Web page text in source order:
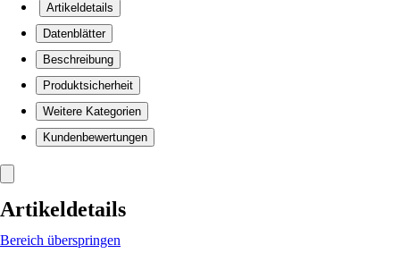
Artikeldetails
Datenblätter
Beschreibung
Produktsicherheit
Weitere Kategorien
Kundenbewertungen
Artikeldetails
Bereich überspringen